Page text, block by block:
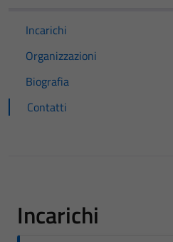
Incarichi
Organizzazioni
Biografia
Contatti
Incarichi